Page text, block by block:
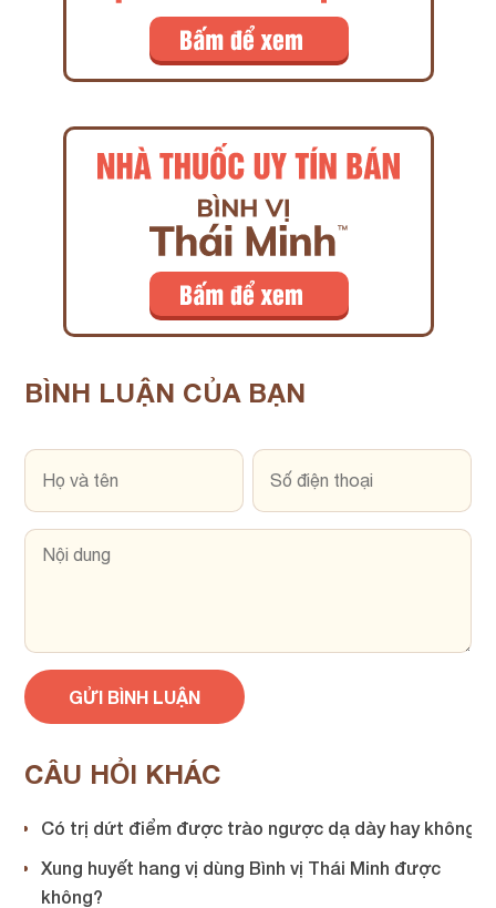
BÌNH LUẬN CỦA BẠN
CÂU HỎI KHÁC
Có trị dứt điểm được trào ngược dạ dày hay không?
Xung huyết hang vị dùng Bình vị Thái Minh được
không?